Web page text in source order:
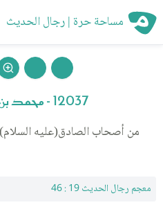
مساحة حرة | رجال الحديث
12037 - محمد بن يحيى المدني
من أصحاب الصادق(عليه السلام)،
معجم رجال الحديث 19 : 46